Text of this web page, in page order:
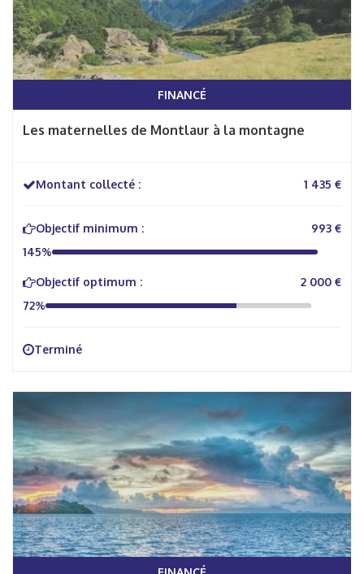
FINANCÉ
Les maternelles de Montlaur à la montagne
Montant collecté : 1 435 €
Objectif minimum :
993 €
145%
Objectif optimum :
2 000 €
72%
Terminé